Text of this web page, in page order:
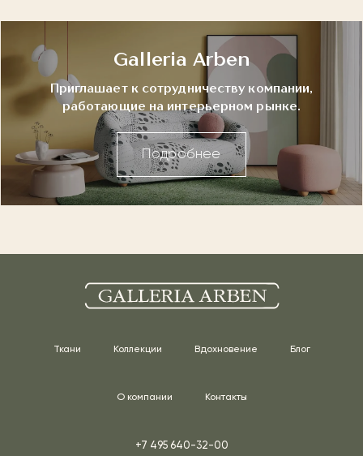
Galleria Arben
Приглашает к сотрудничеству компании,
работающие на интерьерном рынке.
Подробнее
Ткани Коллекции Вдохновение Блог
О компании Контакты
+7 495 640-32-00